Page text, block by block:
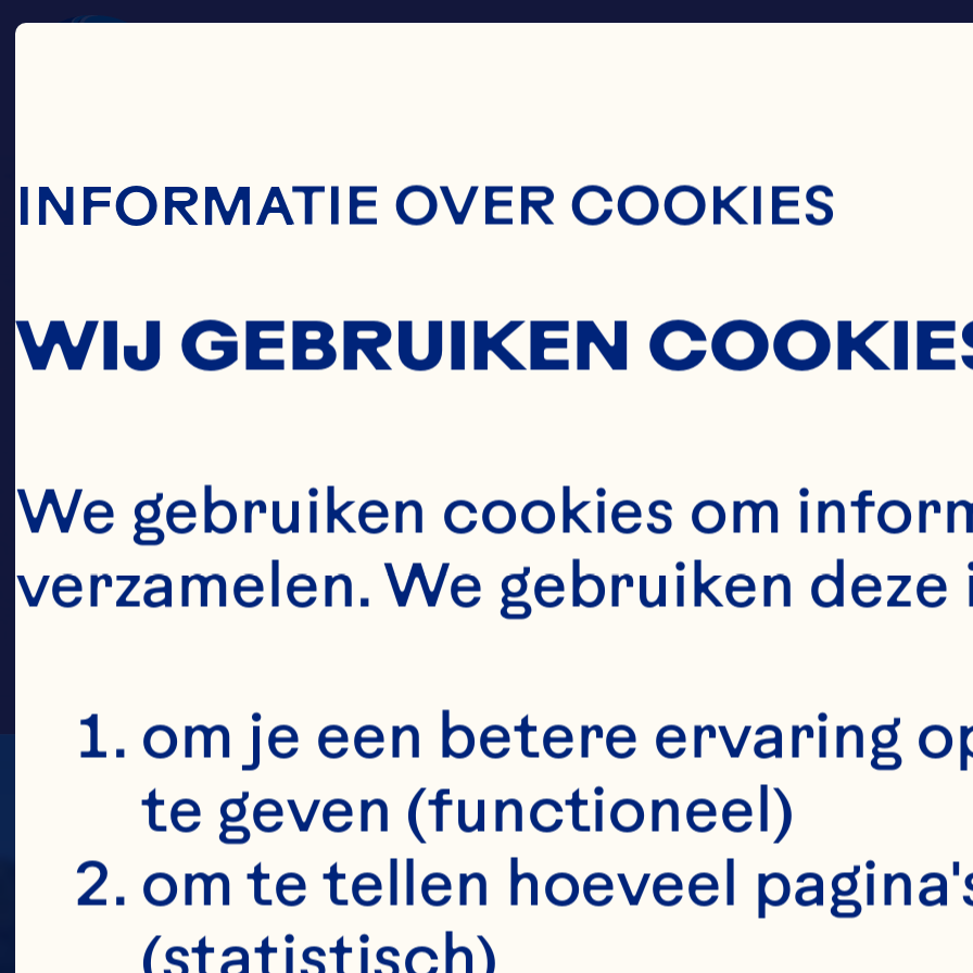
FAMILIE
INFORMATIE OVER COOKIES
WIJ GEBRUIKEN
We gebruiken cookies om
verzamelen. We gebruiken
om je een betere ervaring
te geven (functioneel)
om te tellen hoeveel
(statistisch)